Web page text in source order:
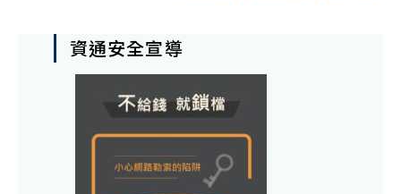
資通安全宣導